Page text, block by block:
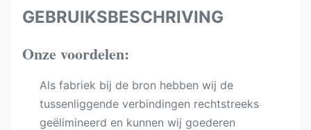
GEBRUIKSBESCHRIVING
Onze voordelen:
Als fabriek bij de bron hebben wij de
tussenliggende verbindingen rechtstreeks
geëlimineerd en kunnen wij goederen